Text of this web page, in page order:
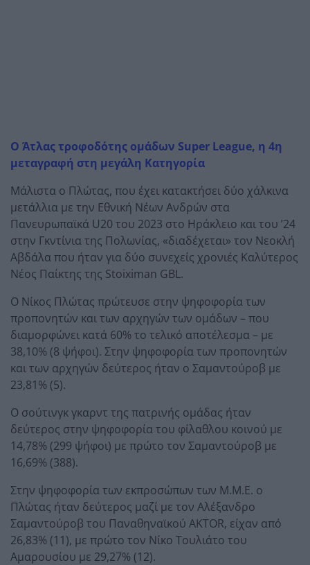
Ο Άτλας τροφοδότης ομάδων Super League, η 4η
μεταγραφή στη μεγάλη Κατηγορία
Μάλιστα ο Πλώτας, που έχει κατακτήσει δύο χάλκινα
μετάλλια με την Εθνική Νέων Ανδρών στα
Πανευρωπαϊκά U20 του 2023 στο Ηράκλειο και του ’24
στην Γκντίνια της Πολωνίας, «διαδέχεται» τον Νεοκλή
Αβδάλα που ήταν για δύο συνεχείς χρονιές Καλύτερος
Νέος Παίκτης της Stoiximan GBL.
Ο Νίκος Πλώτας πρώτευσε στην ψηφοφορία των
προπονητών και των αρχηγών των ομάδων – που
διαμορφώνει κατά 60% το τελικό αποτέλεσμα – με
38,10% (8 ψήφοι). Στην ψηφοφορία των προπονητών
και των αρχηγών δεύτερος ήταν ο Σαμαντούροβ με
23,81% (5).
Ο σούτινγκ γκαρντ της πατρινής ομάδας ήταν
δεύτερος στην ψηφοφορία του φίλαθλου κοινού με
14,78% (299 ψήφοι) με πρώτο τον Σαμαντούροβ με
16,69% (388).
Στην ψηφοφορία των εκπροσώπων των Μ.Μ.Ε. ο
Πλώτας ήταν δεύτερος μαζί με τον Αλέξανδρο
Σαμαντούροβ του Παναθηναϊκού AKTOR, είχαν από
26,83% (11), με πρώτο τον Νίκο Τουλιάτο του
Αμαρουσίου με 29,27% (12).